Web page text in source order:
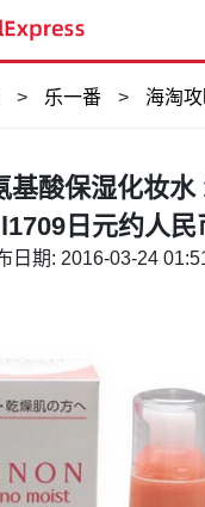
> 乐一番 > 海淘
基酸保湿化妆水
日元约人民
日期: 2016-03-24